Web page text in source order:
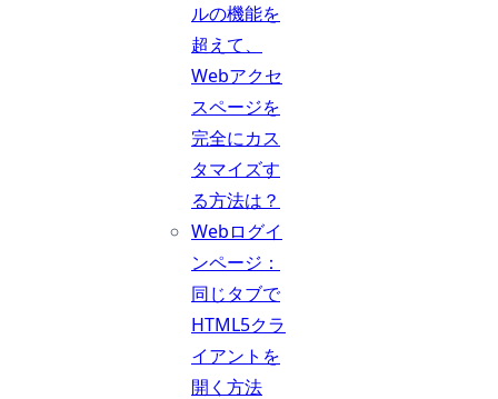
ルの機能を
超えて、
Webアクセ
スページを
完全にカス
タマイズす
る方法は？
Webログイ
ンページ：
同じタブで
HTML5クラ
イアントを
開く方法